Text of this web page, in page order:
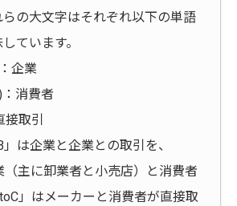
の大文字はそれぞれ以下の単語
ています。
企業
：消費者
取引
は企業と企業との取引を、
（主に卸業者と小売店）と消費者
」はメーカーと消費者が直接取